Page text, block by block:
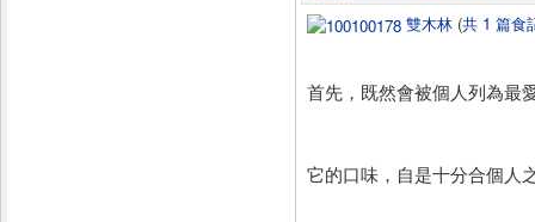
雙木林 (共 1 篇食
首先，既然會被個人列為最
它的口味，自是十分合個人